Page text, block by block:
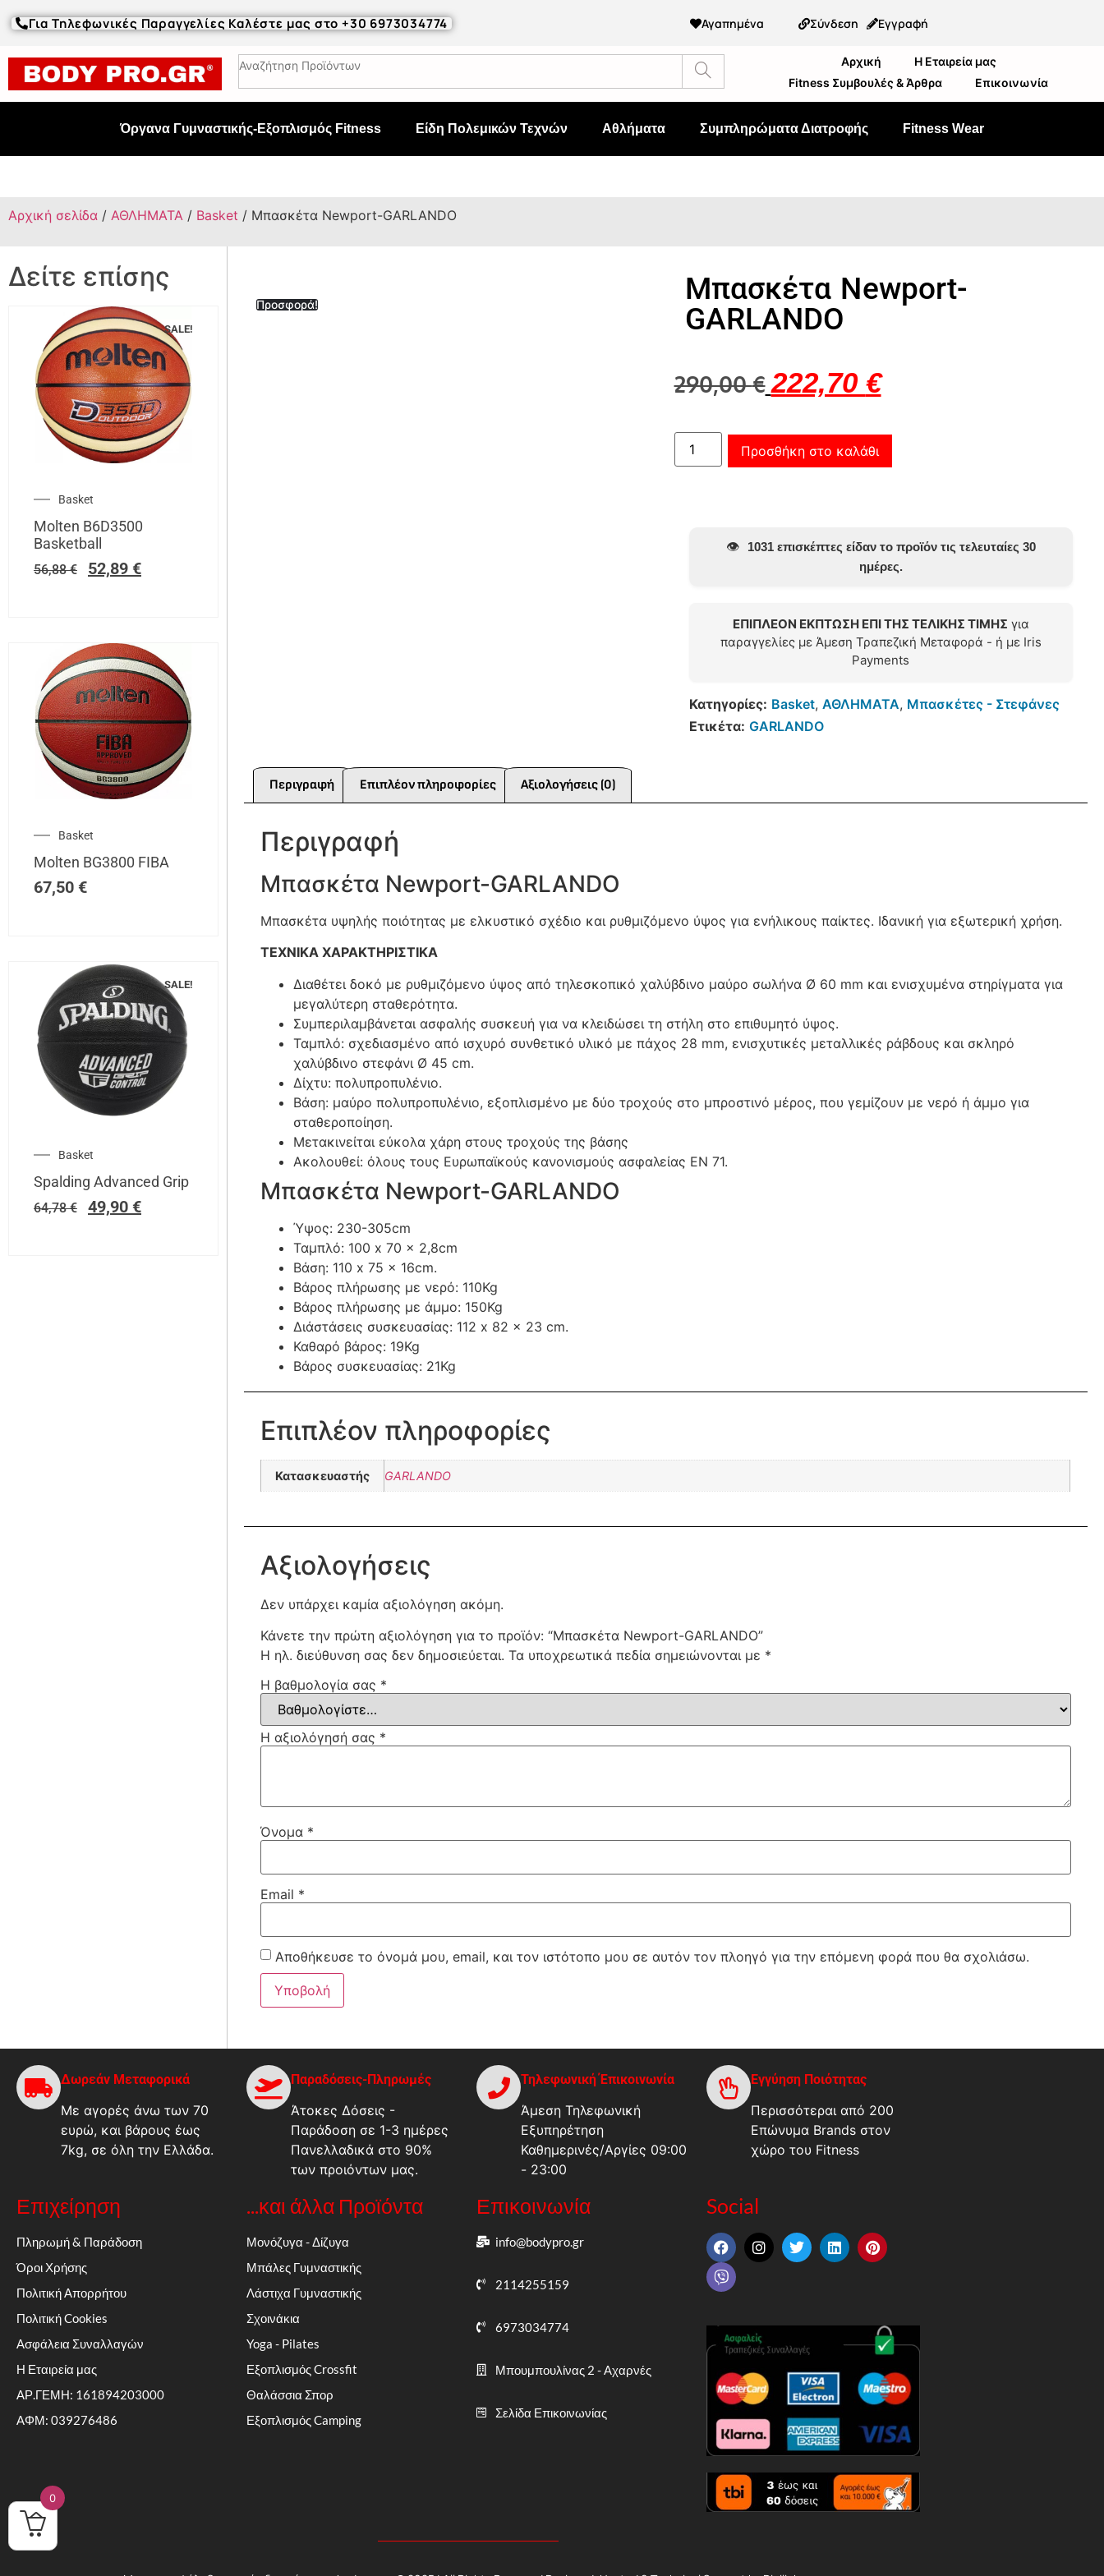
Για Τηλεφωνικές Παραγγελίες Καλέστε μας στο +30 6973034774 Αγαπημένα Σύνδεση Εγγραφή
Αρχική
Η Εταιρεία μας
Fitness Συμβουλές & Άρθρα
Επικοινωνία
Όργανα Γυμναστικής-Εξοπλισμός Fitness Είδη Πολεμικών Τεχνών Αθλήματα Συμπληρώματα Διατροφής Fitness Wear
Αρχική σελίδα / ΑΘΛΗΜΑΤΑ / Basket / Μπασκέτα Newport-GARLANDO
Δείτε επίσης
SALE!
Basket
Molten B6D3500
Basketball
56,88€ 52,89 €
Basket
Molten BG3800 FIBA
67,50 €
SALE!
Basket
Spalding Advanced Grip
64,78€ 49,90 €
Προσφορά!
Μπασκέτα Newport-
GARLANDO
290,00€ 222,70 €
Προσθήκη στο καλάθι
👁️
1031 επισκέπτες είδαν το προϊόν τις τελευταίες 30
ημέρες.
ΕΠΙΠΛΕΟΝ ΕΚΠΤΩΣΗ ΕΠΙ ΤΗΣ ΤΕΛΙΚΗΣ ΤΙΜΗΣ για
παραγγελίες με Άμεση Τραπεζική Μεταφορά - ή με Iris
Payments
Κατηγορίες: Basket, ΑΘΛΗΜΑΤΑ, Μπασκέτες - Στεφάνες
Ετικέτα: GARLANDO
Περιγραφή Επιπλέον πληροφορίες Αξιολογήσεις (0)
Περιγραφή
Μπασκέτα Newport-GARLANDO
Μπασκέτα υψηλής ποιότητας με ελκυστικό σχέδιο και ρυθμιζόμενο ύψος για ενήλικους παίκτες. Ιδανική για εξωτερική χρήση.
ΤΕΧΝΙΚΑ ΧΑΡΑΚΤΗΡΙΣΤΙΚΑ
Διαθέτει δοκό με ρυθμιζόμενο ύψος από τηλεσκοπικό χαλύβδινο μαύρο σωλήνα Ø 60 mm και ενισχυμένα στηρίγματα για
μεγαλύτερη σταθερότητα.
Συμπεριλαμβάνεται ασφαλής συσκευή για να κλειδώσει τη στήλη στο επιθυμητό ύψος.
Ταμπλό: σχεδιασμένο από ισχυρό συνθετικό υλικό με πάχος 28 mm, ενισχυτικές μεταλλικές ράβδους και σκληρό
χαλύβδινο στεφάνι Ø 45 cm.
Δίχτυ: πολυπροπυλένιο.
Βάση: μαύρο πολυπροπυλένιο, εξοπλισμένο με δύο τροχούς στο μπροστινό μέρος, που γεμίζουν με νερό ή άμμο για
σταθεροποίηση.
Μετακινείται εύκολα χάρη στους τροχούς της βάσης
Ακολουθεί: όλους τους Ευρωπαϊκούς κανονισμούς ασφαλείας EN 71.
Μπασκέτα Newport-GARLANDO
Ύψος: 230-305cm
Ταμπλό: 100 x 70 x 2,8cm
Βάση: 110 x 75 x 16cm.
Βάρος πλήρωσης με νερό: 110Kg
Βάρος πλήρωσης με άμμο: 150Kg
Διάστάσεις συσκευασίας: 112 x 82 x 23 cm.
Καθαρό βάρος: 19Kg
Βάρος συσκευασίας: 21Kg
Επιπλέον πληροφορίες
Κατασκευαστής GARLANDO
Αξιολογήσεις
Δεν υπάρχει καμία αξιολόγηση ακόμη.
Κάνετε την πρώτη αξιολόγηση για το προϊόν: “Μπασκέτα Newport-GARLANDO”
Η ηλ. διεύθυνση σας δεν δημοσιεύεται. Τα υποχρεωτικά πεδία σημειώνονται με *
Η βαθμολογία σας *
Η αξιολόγησή σας *
Όνομα *
Email *
Αποθήκευσε το όνομά μου, email, και τον ιστότοπο μου σε αυτόν τον πλοηγό για την επόμενη φορά που θα σχολιάσω.
Δωρεάν Μεταφορικά
Με αγορές άνω των 70
ευρώ, και βάρους έως
7kg, σε όλη την Ελλάδα.
Παραδόσεις-Πληρωμές
Άτοκες Δόσεις -
Παράδοση σε 1-3 ημέρες
Πανελλαδικά στο 90%
των προιόντων μας.
Τηλεφωνική Έπικοινωνία
Άμεση Τηλεφωνική
Εξυπηρέτηση
Καθημερινές/Αργίες 09:00
- 23:00
Εγγύηση Ποιότητας
Περισσότεραι από 200
Επώνυμα Brands στον
χώρο του Fitness
Επιχείρηση
Πληρωμή & Παράδοση
Όροι Χρήσης
Πολιτική Απορρήτου
Πολιτική Cookies
Ασφάλεια Συναλλαγών
Η Εταιρεία μας
ΑΡ.ΓΕΜΗ: 161894203000
ΑΦΜ: 039276486
...και άλλα Προϊόντα
Μονόζυγα - Δίζυγα
Μπάλες Γυμναστικής
Λάστιχα Γυμναστικής
Σχοινάκια
Yoga - Pilates
Εξοπλισμός Crossfit
Θαλάσσια Σπορ
Εξοπλισμός Camping
Επικοινωνία
info@bodypro.gr
2114255159
6973034774
Μπουμπουλίνας 2 - Αχαρνές
Σελίδα Επικοινωνίας
Social
0